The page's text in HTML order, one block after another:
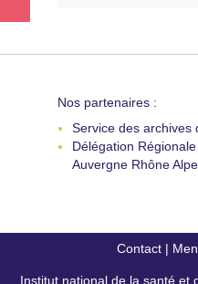
Nos partenaires :
Service des archives
Délégation
Auvergne Rhône
Contact|
Institut national de la santé et